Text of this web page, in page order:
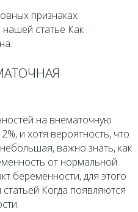
признаках
статье Как
на внематочную
и хотя вероятность, что
важно знать, как
от нормальной.
беременности, для этого
Когда появляются